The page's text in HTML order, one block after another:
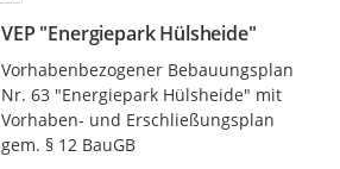
VEP "Energiepark Hülsheide"
Vorhabenbezogener Bebauungsplan
Nr. 63 "Energiepark Hülsheide" mit
Vorhaben- und Erschließungsplan
gem. § 12 BauGB